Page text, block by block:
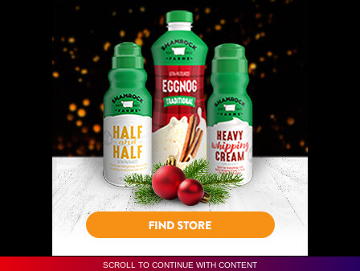
SCROLL TO CONTINUE WITH CONTENT